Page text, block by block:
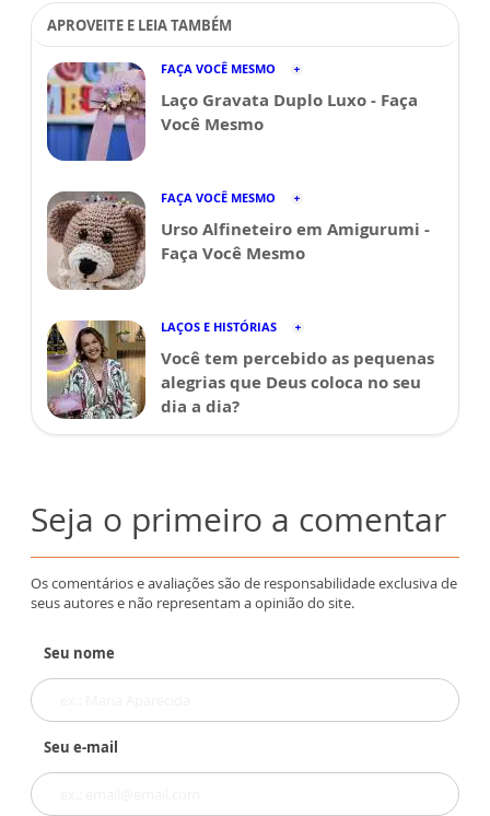
APROVEITE E LEIA TAMBÉM
FAÇA VOCÊ MESMO
Laço Gravata Duplo Luxo - Faça
Você Mesmo
FAÇA VOCÊ MESMO
Urso Alfineteiro em Amigurumi -
Faça Você Mesmo
LAÇOS E HISTÓRIAS
Você tem percebido as pequenas
alegrias que Deus coloca no seu
dia a dia?
Seja o primeiro a comentar
Os comentários e avaliações são de responsabilidade exclusiva de
seus autores e não representam a opinião do site.
Seu nome
Seu e-mail